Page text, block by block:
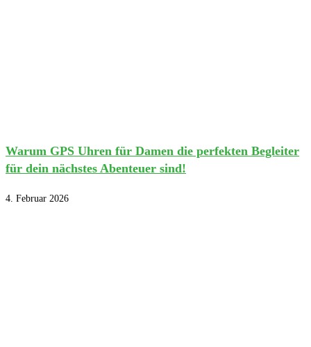
Warum GPS Uhren für Damen die perfekten Begleiter
für dein nächstes Abenteuer sind!
4. Februar 2026